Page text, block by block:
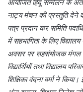
आयोजित हिंदू सम्मेलन के
नाट्य मंचन की प्रस्तुति देने
पत्र प्रदान कर समिति
में सहभागिता के लिए
अवसर पर सहसंयोजक मंगल
विद्यार्थियों तथा विद्यालय
शिक्षिका वंदना वर्मा ने